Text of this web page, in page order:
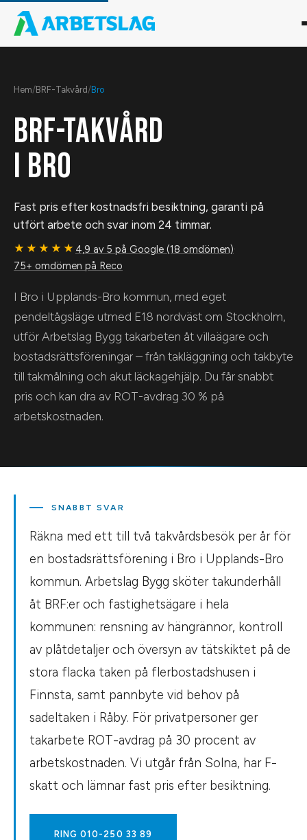
Hem/BRF-Takvård /Bro
BRF-TAKVÅRD
I BRO
Fast pris efter kostnadsfri besiktning, garanti på
utfört arbete och svar inom 24 timmar.
★★★★★ 4,9 av 5 på Google (18 omdömen)·
75+ omdömen på Reco
I Bro i Upplands-Bro kommun, med eget
pendeltågsläge utmed E18 nordväst om Stockholm,
utför Arbetslag Bygg takarbeten åt villaägare och
bostadsrättsföreningar – från takläggning och takbyte
till takmålning och akut läckagehjälp. Du får snabbt
pris och kan dra av ROT-avdrag 30 % på
arbetskostnaden.
SNABBT SVAR
Räkna med ett till två takvårdsbesök per år för
en bostadsrättsförening i Bro i Upplands-Bro
kommun. Arbetslag Bygg sköter takunderhåll
åt BRF:er och fastighetsägare i hela
kommunen: rensning av hängrännor, kontroll
av plåtdetaljer och översyn av tätskiktet på de
stora flacka taken på flerbostadshusen i
Finnsta, samt pannbyte vid behov på
sadeltaken i Råby. För privatpersoner ger
takarbete ROT-avdrag på 30 procent av
arbetskostnaden. Vi utgår från Solna, har F-
skatt och lämnar fast pris efter besiktning.
RING010-250 33 89